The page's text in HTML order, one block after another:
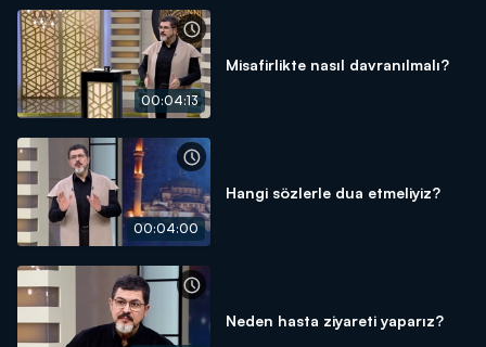
00:04:13
Misafirlikte nasıl davranılmalı?
00:04:00
Hangi sözlerle dua etmeliyiz?
Neden hasta ziyareti yaparız?